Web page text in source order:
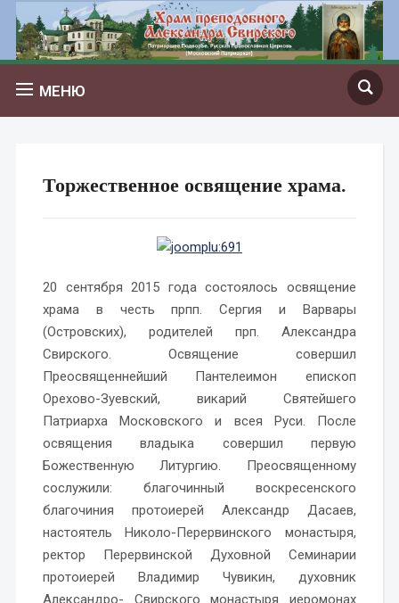
МЕНЮ
Торжественное освящение храма.
20 сентября 2015 года состоялось освящение
храма в честь прпп. Сергия и Варвары
(Островских), родителей прп. Александра
Свирского. Освящение совершил
Преосвященнейший Пантелеимон епископ
Орехово-Зуевский, викарий Святейшего
Патриарха Московского и всея Руси. После
освящения владыка совершил первую
Божественную Литургию. Преосвященному
сослужили: благочинный воскресенского
благочиния протоиерей Александр Дасаев,
настоятель Николо-Перервинского монастыря,
ректор Перервинской Духовной Семинарии
протоиерей Владимир Чувикин, духовник
Александро- Свирского монастыря иеромонах